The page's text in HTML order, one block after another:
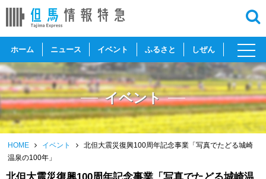
ホーム ニュース イベント ふるさと しぜん
toggle
イベント
HOME イベント
北但大震災復興100周年記念事業「写真でたどる城崎
温泉の100年」